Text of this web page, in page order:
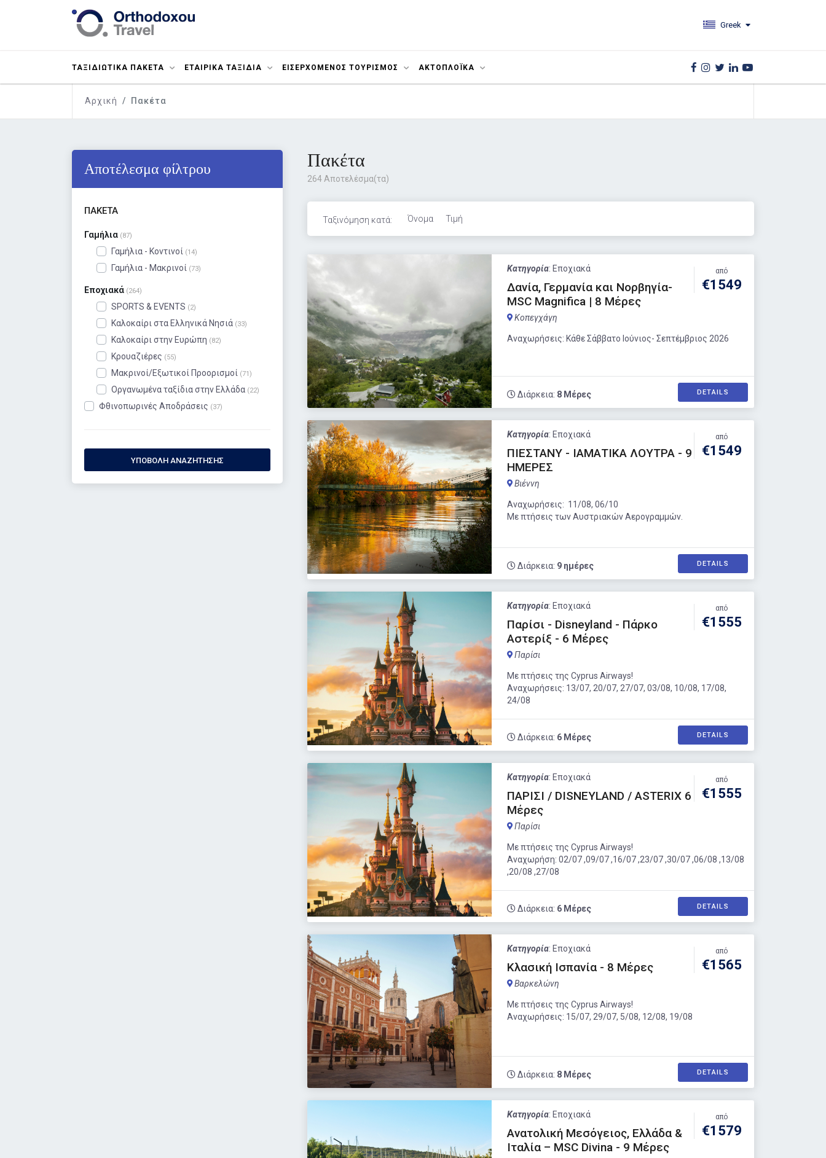
Greek
ΤΑΞΙΔΙΩΤΙΚΑ ΠΑΚΕΤΑ ΕΤΑΙΡΙΚΑ ΤΑΞΙΔΙΑ ΕΙΣΕΡΧΟΜΕΝΟΣ ΤΟΥΡΙΣΜΟΣ ΑΚΤΟΠΛΟΪΚΆ
Αρχική Πακέτα
Αποτέλεσμα φίλτρου
ΠΑΚΈΤΑ
Γαμήλια (87)
Γαμήλια - Κοντινοί (14)
Γαμήλια - Μακρινοί (73)
Εποχιακά (264)
SPORTS & EVENTS (2)
Καλοκαίρι στα Ελληνικά Νησιά (33)
Καλοκαίρι στην Ευρώπη (82)
Κρουαζιέρες (55)
Μακρινοί/Εξωτικοί Προορισμοί (71)
Οργανωμένα ταξίδια στην Ελλάδα (22)
Φθινοπωρινές Αποδράσεις (37)
ΥΠΟΒΟΛΉ ΑΝΑΖΉΤΗΣΗΣ
Πακέτα
264 Αποτελέσμα(τα)
Ταξινόμηση κατά: Όνομα Τιμή
Κατηγορία: Εποχιακά
Δανία, Γερμανία και Νορβηγία-
MSC Magnifica | 8 Μέρες
Κοπεγχάγη
από
€1549
Αναχωρήσεις: Κάθε Σάββατο Ιούνιος- Σεπτέμβριος 2026
Διάρκεια: 8 Μέρες DETAILS
Κατηγορία: Εποχιακά
ΠΙΕΣΤΑΝΥ - ΙΑΜΑΤΙΚΑ ΛΟΥΤΡΑ - 9
ΗΜΕΡΕΣ
Βιέννη
από
€1549
Αναχωρήσεις: 11/08, 06/10
Με πτήσεις των Αυστριακών Αερογραμμών.
Διάρκεια: 9 ημέρες DETAILS
Κατηγορία: Εποχιακά
Παρίσι - Disneyland - Πάρκο
Αστερίξ - 6 Μέρες
Παρίσι
από
€1555
Με πτήσεις της Cyprus Airways!
Αναχωρήσεις: 13/07, 20/07, 27/07, 03/08, 10/08, 17/08,
24/08
Διάρκεια: 6 Μέρες DETAILS
Κατηγορία: Εποχιακά
ΠΑΡΙΣΙ / DISNEYLAND / ASTERIX 6
Μέρες
Παρίσι
από
€1555
Με πτήσεις της Cyprus Airways!
Αναχωρήση: 02/07 ,09/07 ,16/07 ,23/07 ,30/07 ,06/08 ,13/08
,20/08 ,27/08
Διάρκεια: 6 Μέρες DETAILS
Κατηγορία: Εποχιακά
Κλασική Ισπανία - 8 Μέρες
Βαρκελώνη
από
€1565
Με πτήσεις της Cyprus Airways!
Αναχωρήσεις: 15/07, 29/07, 5/08, 12/08, 19/08
Διάρκεια: 8 Μέρες DETAILS
Κατηγορία: Εποχιακά
Ανατολική Μεσόγειος, Ελλάδα &
Ιταλία – MSC Divina - 9 Μέρες
από
€1579